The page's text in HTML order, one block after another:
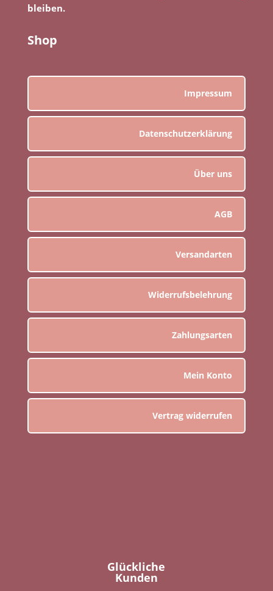
bleiben.
Shop
Impressum
Datenschutzerklärung
Über uns
AGB
Versandarten
Widerrufsbelehrung
Zahlungsarten
Mein Konto
Vertrag widerrufen
Glückliche
Kunden